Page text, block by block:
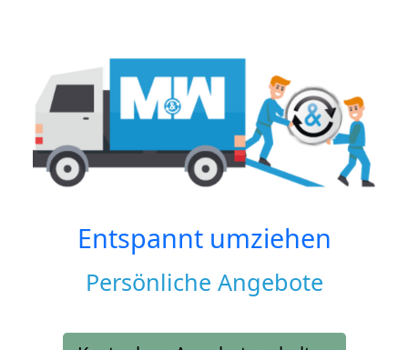
Entspannt umziehen
Persönliche Angebote